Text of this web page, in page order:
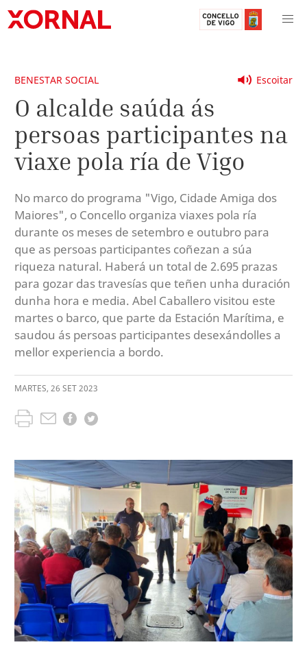
Escoitar
BENESTAR SOCIAL
O alcalde saúda ás
persoas participantes na
viaxe pola ría de Vigo
No marco do programa "Vigo, Cidade Amiga dos
Maiores", o Concello organiza viaxes pola ría
durante os meses de setembro e outubro para
que as persoas participantes coñezan a súa
riqueza natural. Haberá un total de 2.695 prazas
para gozar das travesías que teñen unha duración
dunha hora e media. Abel Caballero visitou este
martes o barco, que parte da Estación Marítima, e
saudou ás persoas participantes desexándolles a
mellor experiencia a bordo.
MARTES, 26 SET2023